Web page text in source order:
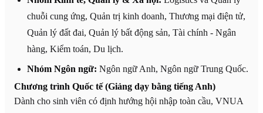
chuỗi cung ứng, Quản trị kinh doanh, Thương mại điện tử,
Quản lý đất đai, Quản lý bất động sản, Tài chính - Ngân
hàng, Kiểm toán, Du lịch.
Nhóm Ngôn ngữ: Ngôn ngữ Anh, Ngôn ngữ Trung Quốc.
Chương trình Quốc tế (Giảng dạy bằng tiếng Anh)
Dành cho sinh viên có định hướng hội nhập toàn cầu, VNUA